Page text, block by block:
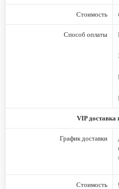
Стоимость
Способ оплаты
VIP доставка
График доставки
Стоимость